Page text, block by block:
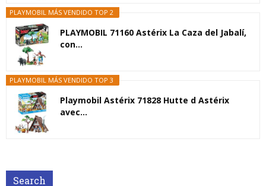
PLAYMOBIL MÁS VENDIDO TOP 2
PLAYMOBIL 71160 Astérix La Caza del Jabalí,
con...
PLAYMOBIL MÁS VENDIDO TOP 3
Playmobil Astérix 71828 Hutte d Astérix
avec...
Search